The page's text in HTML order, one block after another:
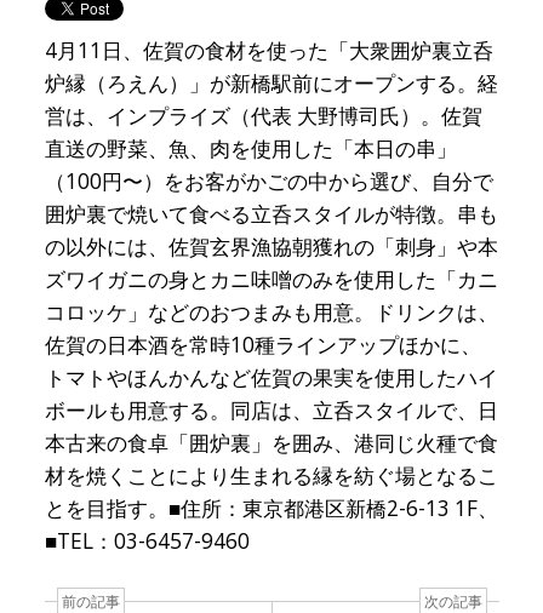
4月11日、佐賀の食材を使った「大衆囲炉裏立呑
炉縁（ろえん）」が新橋駅前にオープンする。経
営は、インプライズ（代表 大野博司氏）。佐賀
直送の野菜、魚、肉を使用した「本日の串」
（100円〜）をお客がかごの中から選び、自分で
囲炉裏で焼いて食べる立呑スタイルが特徴。串も
の以外には、佐賀玄界漁協朝獲れの「刺身」や本
ズワイガニの身とカニ味噌のみを使用した「カニ
コロッケ」などのおつまみも用意。ドリンクは、
佐賀の日本酒を常時10種ラインアップほかに、
トマトやほんかんなど佐賀の果実を使用したハイ
ボールも用意する。同店は、立呑スタイルで、日
本古来の食卓「囲炉裏」を囲み、港同じ火種で食
材を焼くことにより生まれる縁を紡ぐ場となるこ
とを目指す。■住所：東京都港区新橋2-6-13 1F、
■TEL：03-6457-9460
前の記事 次の記事